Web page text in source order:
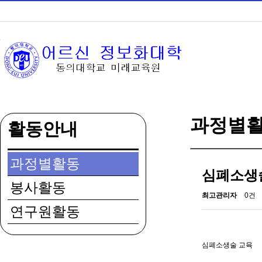
과정별
심폐소생
최고관리자 0건
심폐소생술 교육
활동안내
과정별활동
봉사활동
연구원활동